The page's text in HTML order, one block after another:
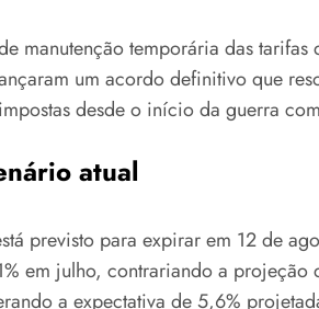
manutenção temporária das
um acordo definitivo que
desde o início da guerra
atual
previsto para expirar em 12 de
em julho, contrariando a
a expectativa de 5,6%